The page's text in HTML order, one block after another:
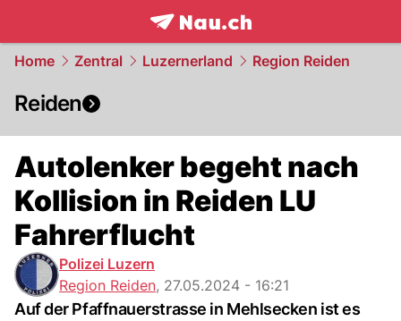
frontpage.NAU.ch
Home Zentral Luzernerland Region Reiden
Reiden
Autolenker begeht nach
Kollision in Reiden LU
Fahrerflucht
Polizei Luzern
Region Reiden, 27.05.2024 - 16:21
Auf der Pfaffnauerstrasse in Mehlsecken ist es